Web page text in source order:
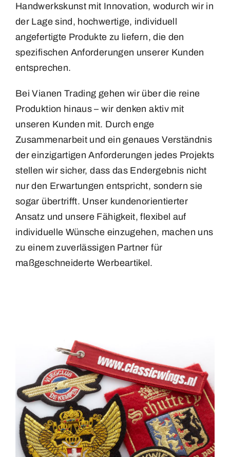
Handwerkskunst mit Innovation, wodurch wir in
der Lage sind, hochwertige, individuell
angefertigte Produkte zu liefern, die den
spezifischen Anforderungen unserer Kunden
entsprechen.
Bei Vianen Trading gehen wir über die reine
Produktion hinaus – wir denken aktiv mit
unseren Kunden mit. Durch enge
Zusammenarbeit und ein genaues Verständnis
der einzigartigen Anforderungen jedes Projekts
stellen wir sicher, dass das Endergebnis nicht
nur den Erwartungen entspricht, sondern sie
sogar übertrifft. Unser kundenorientierter
Ansatz und unsere Fähigkeit, flexibel auf
individuelle Wünsche einzugehen, machen uns
zu einem zuverlässigen Partner für
maßgeschneiderte Werbeartikel.